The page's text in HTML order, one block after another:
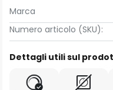
Marca
Numero articolo (SKU):
Dettagli utili sul